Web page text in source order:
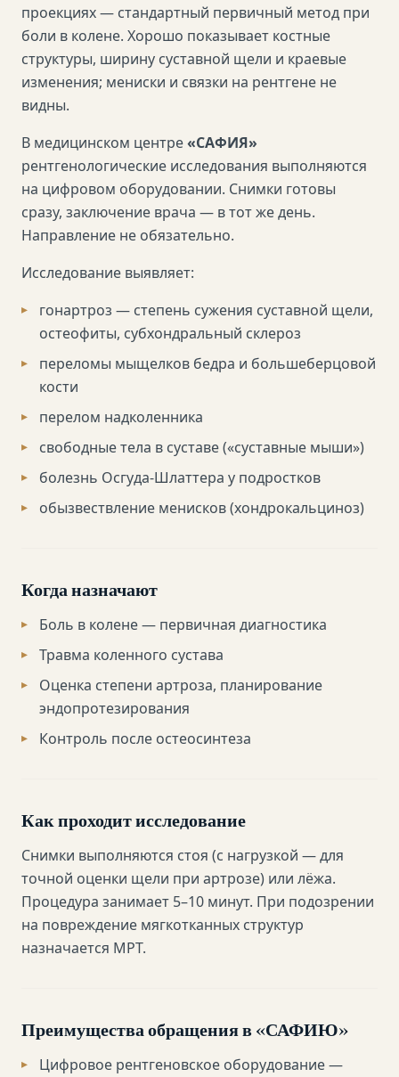
проекциях — стандартный первичный метод при
боли в колене. Хорошо показывает костные
структуры, ширину суставной щели и краевые
изменения; мениски и связки на рентгене не
видны.
В медицинском центре«САФИЯ»
рентгенологические исследования выполняются
на цифровом оборудовании. Снимки готовы
сразу, заключение врача — в тот же день.
Направление не обязательно.
Исследование выявляет:
гонартроз — степень сужения суставной щели,
остеофиты, субхондральный склероз
переломы мыщелков бедра и большеберцовой
кости
перелом надколенника
свободные тела в суставе («суставные мыши»)
болезнь Осгуда-Шлаттера у подростков
обызвествление менисков (хондрокальциноз)
Когда назначают
Боль в колене — первичная диагностика
Травма коленного сустава
Оценка степени артроза, планирование
эндопротезирования
Контроль после остеосинтеза
Как проходит исследование
Снимки выполняются стоя (с нагрузкой — для
точной оценки щели при артрозе) или лёжа.
Процедура занимает 5–10 минут. При подозрении
на повреждение мягкотканных структур
назначается МРТ.
Преимущества обращения в «САФИЮ»
Цифровое рентгеновское оборудование —